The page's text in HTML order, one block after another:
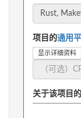
项目的通用
显示详细资料
关于该项目